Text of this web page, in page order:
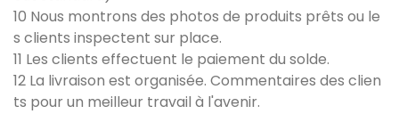
10 Nous montrons des photos de produits prêts ou le
s clients inspectent sur place.
11 Les clients effectuent le paiement du solde.
12 La livraison est organisée. Commentaires des clien
ts pour un meilleur travail à l'avenir.